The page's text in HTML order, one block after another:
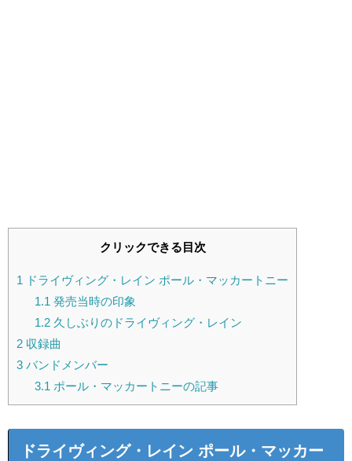
クリックできる目次
1 ドライヴィング・レイン ポール・マッカートニー
1.1 発売当時の印象
1.2久しぶりのドライヴィング・レイン
2 収録曲
3 バンドメンバー
3.1 ポール・マッカートニーの記事
ドライヴィング・レイン ポール・マッカー